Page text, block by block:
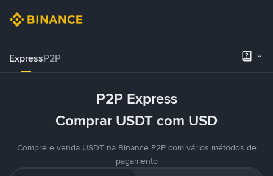
ExpressP2P
P2P Express
Comprar USDT com USD
Compre e venda USDT na Binance P2P com vários métodos de
pagamento